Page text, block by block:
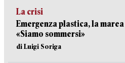
La crisi
Emergenza plastica, la
«Siamo sommersi»
di Luigi Soriga